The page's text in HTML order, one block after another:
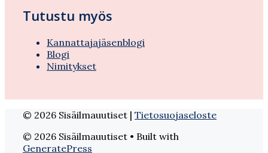
Tutustu myös
Kannattajajäsenblogi
Blogi
Nimitykset
© 2026 Sisäilmauutiset | Tietosuojaseloste
© 2026 Sisäilmauutiset • Built with
GeneratePress